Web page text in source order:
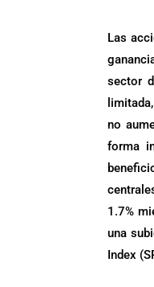
Las
sector
no
forma
1.7%
una
Index